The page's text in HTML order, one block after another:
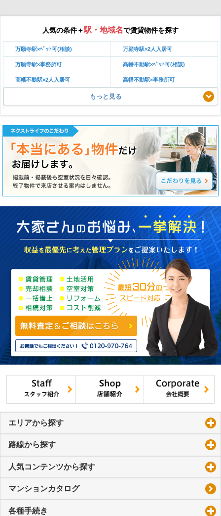
人気の条件＋駅・地域名で賃貸物件を探す
万願寺駅×ﾍﾟｯﾄ可(相談) 万願寺駅×2人入居可
万願寺駅×事務所可 高幡不動駅×ﾍﾟｯﾄ可(相談)
高幡不動駅×2人入居可 高幡不動駅×事務所可
もっと見る
エリアから探す
路線から探す
人気コンテンツから探す
マンションカタログ
各種手続き